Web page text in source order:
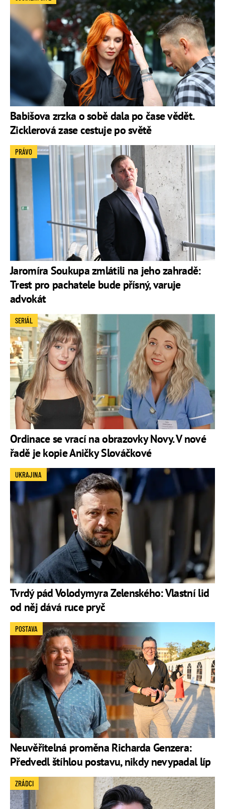
Babišova zrzka o sobě dala po čase vědět.
Zicklerová zase cestuje po světě
Jaromíra Soukupa zmlátili na jeho zahradě:
Trest pro pachatele bude přísný, varuje
advokát
PRÁVO
Ordinace se vrací na obrazovky Novy. V nové
řadě je kopie Aničky Slováčkové
SERIÁL
Tvrdý pád Volodymyra Zelenského: Vlastní lid
od něj dává ruce pryč
UKRAJINA
Neuvěřitelná proměna Richarda Genzera:
Předvedl štíhlou postavu, nikdy nevypadal líp
POSTAVA
ZRÁDCI